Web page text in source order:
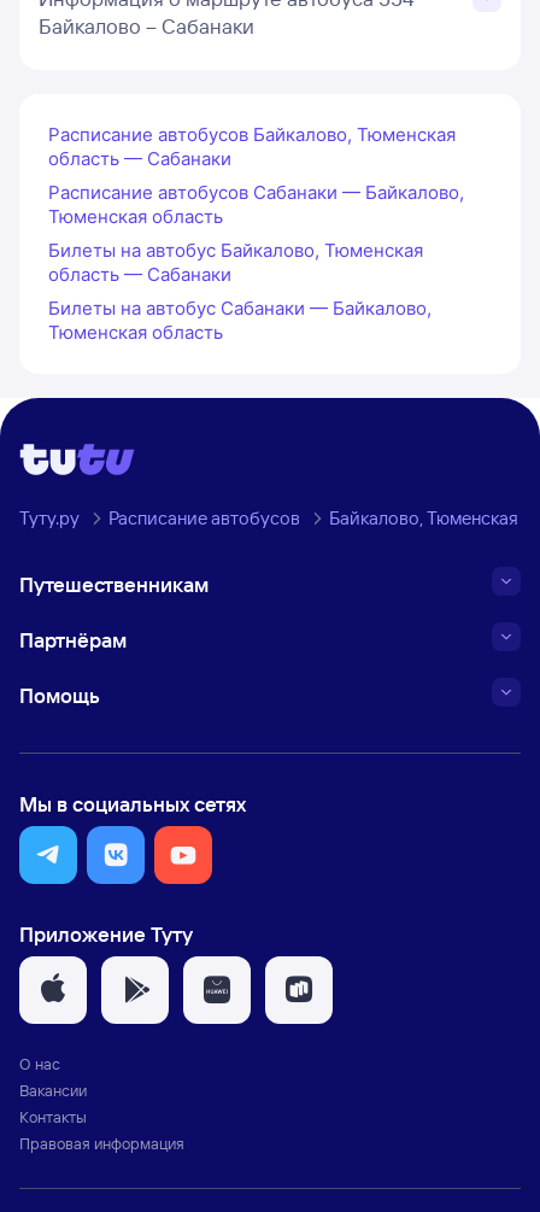
Байкалово – Сабанаки
Расписание автобусов Байкалово, Тюменская
область — Сабанаки
Расписание автобусов Сабанаки — Байкалово,
Тюменская область
Билеты на автобус Байкалово, Тюменская
область — Сабанаки
Билеты на автобус Сабанаки — Байкалово,
Тюменская область
Туту.ру Расписание автобусов Байкалово, Тюменская
Путешественникам
Партнёрам
Помощь
Мы в социальных сетях
Приложение Туту
О нас
Вакансии
Контакты
Правовая информация